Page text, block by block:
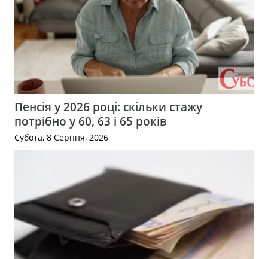
Пенсія у 2026 році: скільки стажу
потрібно у 60, 63 і 65 років
Субота, 8 Серпня, 2026